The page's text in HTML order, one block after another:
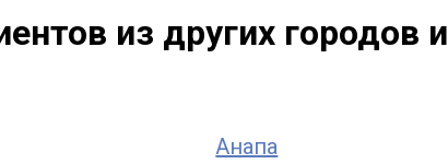
из других городов и
Анапа